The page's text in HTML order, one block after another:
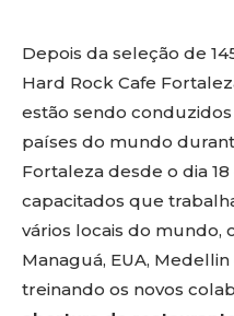
Depois da seleção de
Hard Rock Cafe
estão sendo
países do mundo
Fortaleza desde o dia
capacitados que
vários locais do mundo,
Managuá, EUA,
treinando os novos